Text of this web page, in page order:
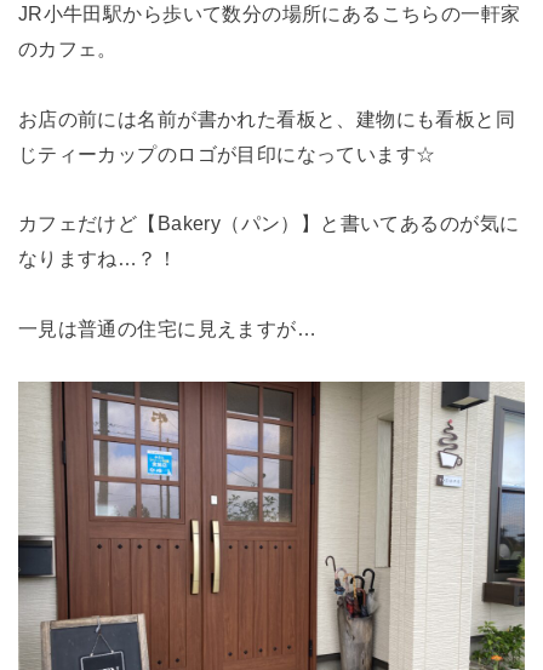
JR小牛田駅から歩いて数分の場所にあるこちらの一軒家
のカフェ。
お店の前には名前が書かれた看板と、建物にも看板と同
じティーカップのロゴが目印になっています☆
カフェだけど【Bakery（パン）】と書いてあるのが気に
なりますね…？！
一見は普通の住宅に見えますが…